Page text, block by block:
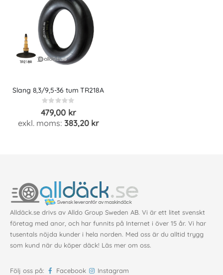
Slang 8,3/9,5-36 tum TR218A
Rating:
0%
479,00 kr
383,20 kr
Alldäck.se drivs av Alldo Group Sweden AB. Vi är ett litet svenskt
företag med anor, och har funnits på Internet i över 15 år. Vi har
tusentals nöjda kunder i hela norden. Med oss är du alltid trygg
som kund när du köper däck! Läs mer om oss.
Följ oss på: Facebook Instagram